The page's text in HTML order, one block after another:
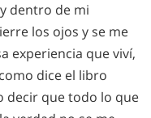
dentro de mi
los ojos y se me
experiencia que viví,
dice el libro
decir que todo lo que